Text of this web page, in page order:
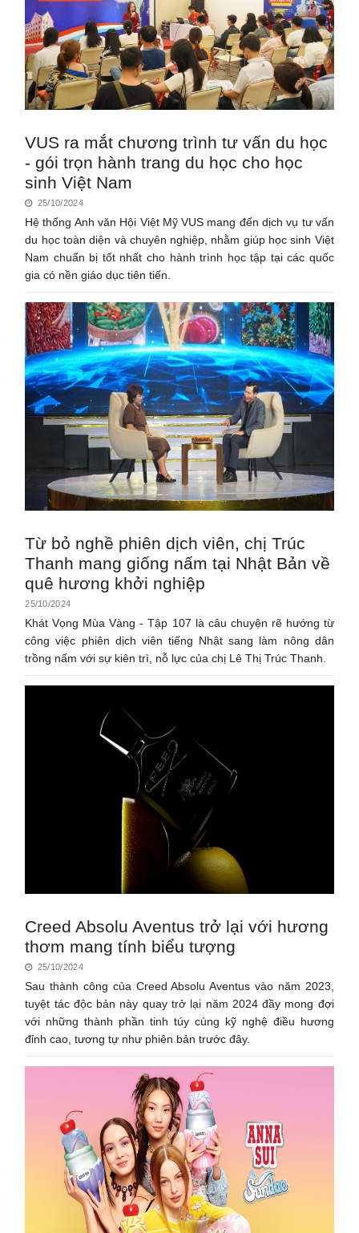
VUS ra mắt chương trình tư vấn du học
- gói trọn hành trang du học cho học
sinh Việt Nam
25/10/2024
Hệ thống Anh văn Hội Việt Mỹ VUS mang đến dịch vụ tư vấn
du học toàn diện và chuyên nghiệp, nhằm giúp học sinh Việt
Nam chuẩn bị tốt nhất cho hành trình học tập tại các quốc
gia có nền giáo dục tiên tiến.
Từ bỏ nghề phiên dịch viên, chị Trúc
Thanh mang giống nấm tại Nhật Bản về
quê hương khởi nghiệp
25/10/2024
Khát Vọng Mùa Vàng - Tập 107 là câu chuyện rẽ hướng từ
công việc phiên dịch viên tiếng Nhật sang làm nông dân
trồng nấm với sự kiên trì, nỗ lực của chị Lê Thị Trúc Thanh.
Creed Absolu Aventus trở lại với hương
thơm mang tính biểu tượng
25/10/2024
Sau thành công của Creed Absolu Aventus vào năm 2023,
tuyệt tác độc bản này quay trở lại năm 2024 đầy mong đợi
với những thành phần tinh túy cùng kỹ nghệ điều hương
đỉnh cao, tương tự như phiên bản trước đây.